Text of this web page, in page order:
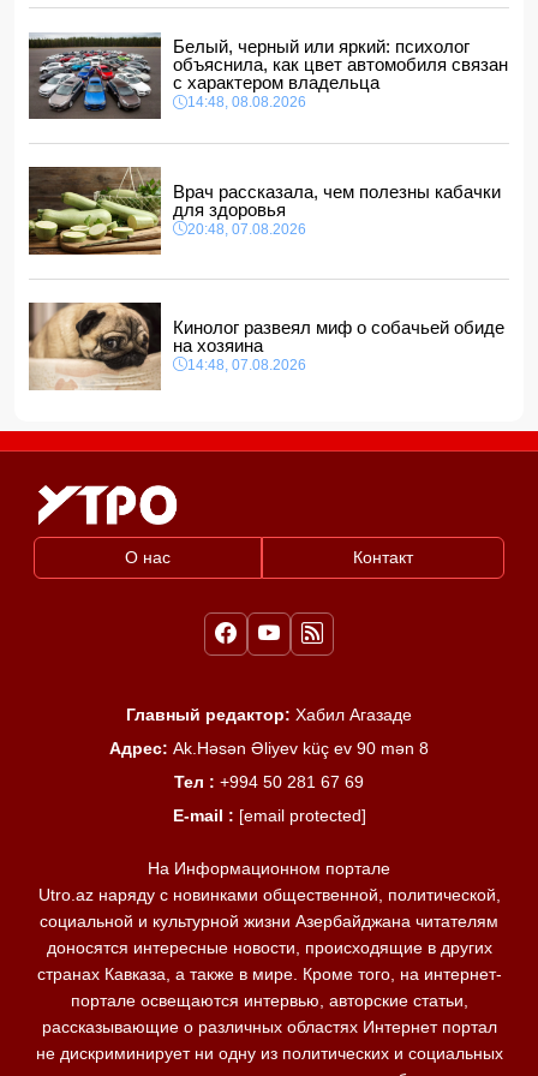
14:00, 08.08.2026
Никол Пашинян позвонил Ильхаму Алиеву
12:48, 08.08.2026
СМИ: США ищут на Кубе фигуру для повторения
"венесуэльского сценария"
Белый, черный или яркий: психолог
объяснила, как цвет автомобиля связан
с характером владельца
14:48, 08.08.2026
Врач рассказала, чем полезны кабачки
для здоровья
20:48, 07.08.2026
Кинолог развеял миф о собачьей обиде
на хозяина
14:48, 07.08.2026
О нас Контакт
Главный редактор: Хабил Агазаде
Адрес: Ak.Həsən Əliyev küç ev 90 mən 8
Тел : +994 50 281 67 69
E-mail : [email protected]
На Информационном портале
Utro.az наряду с новинками общественной, политической,
социальной и культурной жизни Азербайджана читателям
доносятся интересные новости, происходящие в других
странах Кавказа, а также в мире. Кроме того, на интернет-
портале освещаются интервью, авторские статьи,
рассказывающие о различных областях Интернет портал
не дискриминирует ни одну из политических и социальных